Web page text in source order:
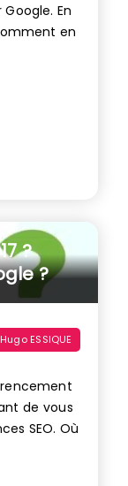
En
en
?
?
Hugo ESSIQUE
de vous
SEO. Où